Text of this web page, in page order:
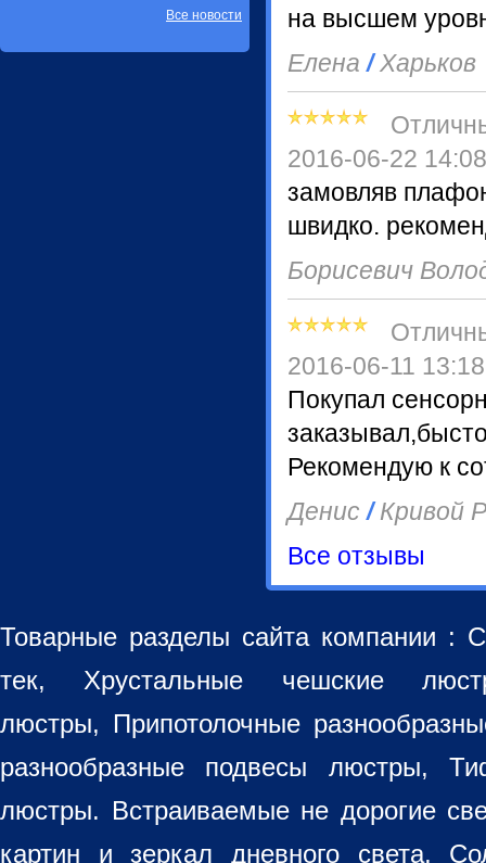
на высшем
Елена/Харьков
2016-06-22 14:08
замовляв
швидко.
Борисевич
2016-06-11 13:18
Покупал
Рекомендую к
Денис/Кривой
Все отзывы
Все новости
Товарные разделы сайта компании :
тек, Хрустальные чешские
люстры, Припотолочные
разнообразные подвесы люстры,
люстры. Встраиваемые не дорогие
картин и зеркал дневного света,